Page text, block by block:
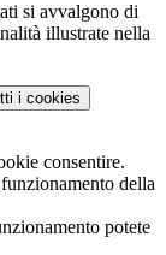
si avvalgono di
illustrate nella
i cookies
consentire.
della
potete